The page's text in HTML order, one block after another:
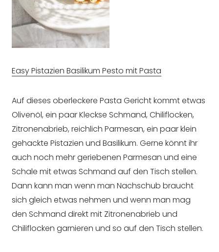
Easy Pistazien Basilikum Pesto mit Pasta
Auf dieses oberleckere Pasta Gericht kommt etwas
Olivenöl, ein paar Kleckse Schmand, Chiliflocken,
Zitronenabrieb, reichlich Parmesan, ein paar klein
gehackte Pistazien und Basilikum. Gerne könnt ihr
auch noch mehr geriebenen Parmesan und eine
Schale mit etwas Schmand auf den Tisch stellen.
Dann kann man wenn man Nachschub braucht
sich gleich etwas nehmen und wenn man mag
den Schmand direkt mit Zitronenabrieb und
Chiliflocken garnieren und so auf den Tisch stellen.